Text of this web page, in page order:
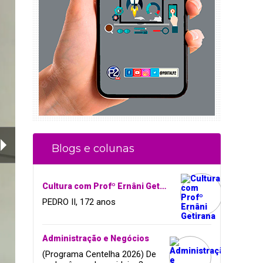
Blogs e colunas
Cultura com Profº Ernâni Getirana
PEDRO II, 172 anos
Administração e Negócios
(Programa Centelha 2026) De